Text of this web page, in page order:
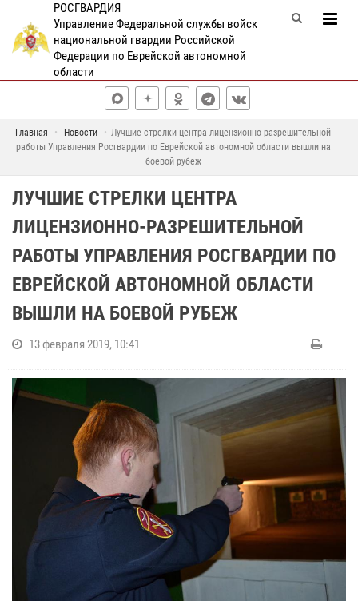
РОСГВАРДИЯ
Управление Федеральной службы войск
национальной гвардии Российской
Федерации по Еврейской автономной
области
Главная Новости
Лучшие стрелки центра лицензионно-разрешительной
работы Управления Росгвардии по Еврейской автономной области вышли на
боевой рубеж
ЛУЧШИЕ СТРЕЛКИ ЦЕНТРА
ЛИЦЕНЗИОННО-РАЗРЕШИТЕЛЬНОЙ
РАБОТЫ УПРАВЛЕНИЯ РОСГВАРДИИ ПО
ЕВРЕЙСКОЙ АВТОНОМНОЙ ОБЛАСТИ
ВЫШЛИ НА БОЕВОЙ РУБЕЖ
13 февраля 2019, 10:41